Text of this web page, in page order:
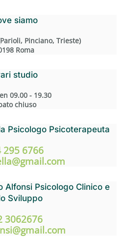
siamo
Pinciano, Trieste)
Roma
studio
09.00 - 19.30
chiuso
Psicologo Psicoterapeuta
295 6766
Alfonsi Psicologo Clinico e
Sviluppo
3062676